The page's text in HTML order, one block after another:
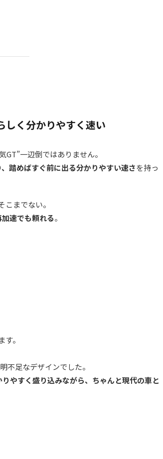
しく分かりやすく速い
一辺倒ではありません。
踏めばすぐ前に出る分かりやすい速さを持っ
までない。
速でも頼れる。
。
不足なデザインでした。
やすく盛り込みながら、ちゃんと現代の車と